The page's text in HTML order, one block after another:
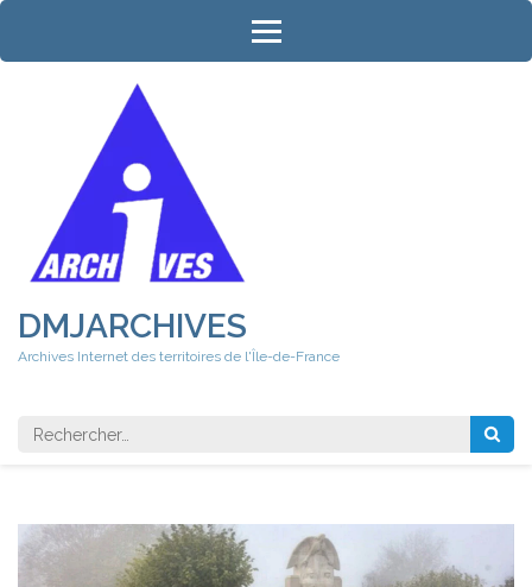
Aller
contenu
DMJARCHIVES
Archives Internet des territoires de l'Île-de-France
Rechercher